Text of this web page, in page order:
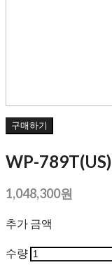
구매하기
WP-789T(US)
1,048,300원
추가 금액
수량